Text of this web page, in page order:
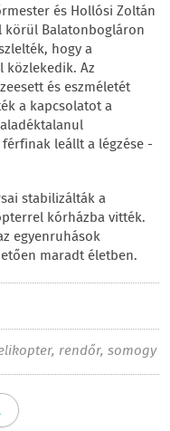
és Hollósi Zoltán
körül Balatonbogláron
hogy a
Az
és eszméletét
a kapcsolatot a
leállt a légzése -
stabilizálták a
kórházba vitték.
egyenruhások
maradt életben.
, rendőr, somogy